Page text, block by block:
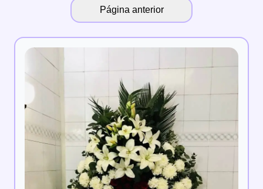
Página anterior